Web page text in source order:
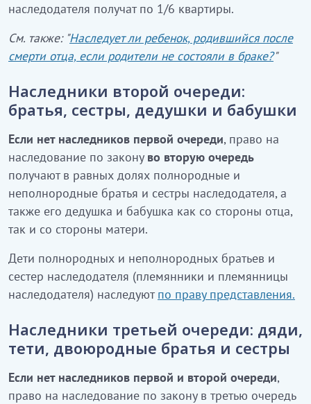
наследодателя получат по 1/6 квартиры.
См. также: "Наследует ли ребенок, родившийся после
смерти отца, если родители не состояли в браке?"
Наследники второй очереди:
братья, сестры, дедушки и бабушки
Если нет наследников первой очереди, право на
наследование по закону во вторую очередь
получают в равных долях полнородные и
неполнородные братья и сестры наследодателя, а
также его дедушка и бабушка как со стороны отца,
так и со стороны матери.
Дети полнородных и неполнородных братьев и
сестер наследодателя (племянники и племянницы
наследодателя) наследуют по праву представления.
Наследники третьей очереди: дяди,
тети, двоюродные братья и сестры
Если нет наследников первой и второй очереди,
право на наследование по закону в третью очередь